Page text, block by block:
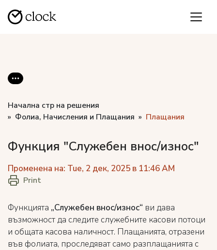
Начална стр на решения
Фолиа, Начисления и Плащания
Плащания
Функция "Служебен внос/износ"
Променена на: Tue, 2 дек, 2025 в 11:46 AM
Print
Функцията „Служебен внос/износ“ ви дава
възможност да следите служебните касови потоци
и общата касова наличност. Плащанията, отразени
във фолиата, проследяват само разплащанията с